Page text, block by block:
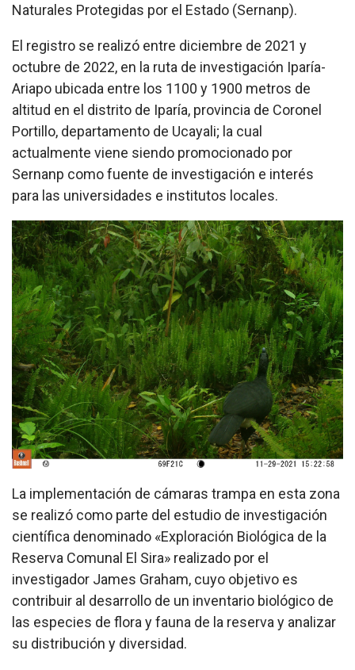
Naturales Protegidas por el Estado (Sernanp).
El registro se realizó entre diciembre de 2021 y
octubre de 2022, en la ruta de investigación Iparía-
Ariapo ubicada entre los 1100 y 1900 metros de
altitud en el distrito de Iparía, provincia de Coronel
Portillo, departamento de Ucayali; la cual
actualmente viene siendo promocionado por
Sernanp como fuente de investigación e interés
para las universidades e institutos locales.
La implementación de cámaras trampa en esta zona
se realizó como parte del estudio de investigación
científica denominado «Exploración Biológica de la
Reserva Comunal El Sira» realizado por el
investigador James Graham, cuyo objetivo es
contribuir al desarrollo de un inventario biológico de
las especies de flora y fauna de la reserva y analizar
su distribución y diversidad.